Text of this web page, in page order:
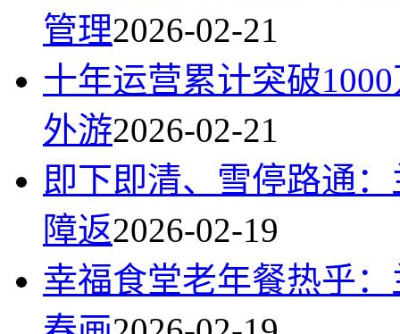
管理2026-02-21
十年运营累计突破
外游2026-02-21
即下即清、雪停路通
障返2026-02-19
幸福食堂老年餐热乎